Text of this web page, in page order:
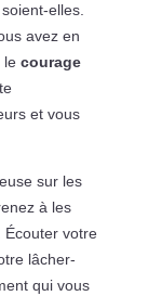
elles.
avez en
le courage
et vous
sur les
à les
Écouter votre
lâcher-
qui vous